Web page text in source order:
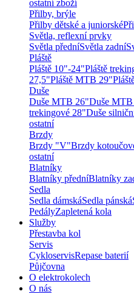
ostatní zboží
Přilby, brýle
Přilby dětské a juniorské
Světla, reflexní prvky
Světla předníSvětla zadní
Pláště
Pláště 10"-24"Pláště
27,5"Pláště MTB 29"
Duše
Duše MTB 26"Duše
trekingové 28"Duše
ostatní
Brzdy
Brzdy "V"Brzdy
ostatní
Blatníky
Blatníky předníBlatníky
Sedla
Sedla dámskáSedla pánská
PedályZapletená kola
Služby
Přestavba kol
Servis
CykloservisRepase baterií
Půjčovna
O elektrokolech
O nás